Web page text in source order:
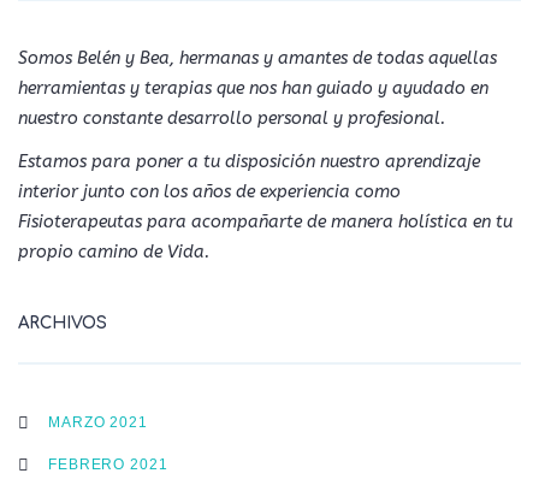
Somos Belén y Bea, hermanas y amantes de todas aquellas
herramientas y terapias que nos han guiado y ayudado en
nuestro constante desarrollo personal y profesional.
Estamos para poner a tu disposición nuestro aprendizaje
interior junto con los años de experiencia como
Fisioterapeutas para acompañarte de manera holística en tu
propio camino de Vida.
ARCHIVOS
MARZO 2021
FEBRERO 2021